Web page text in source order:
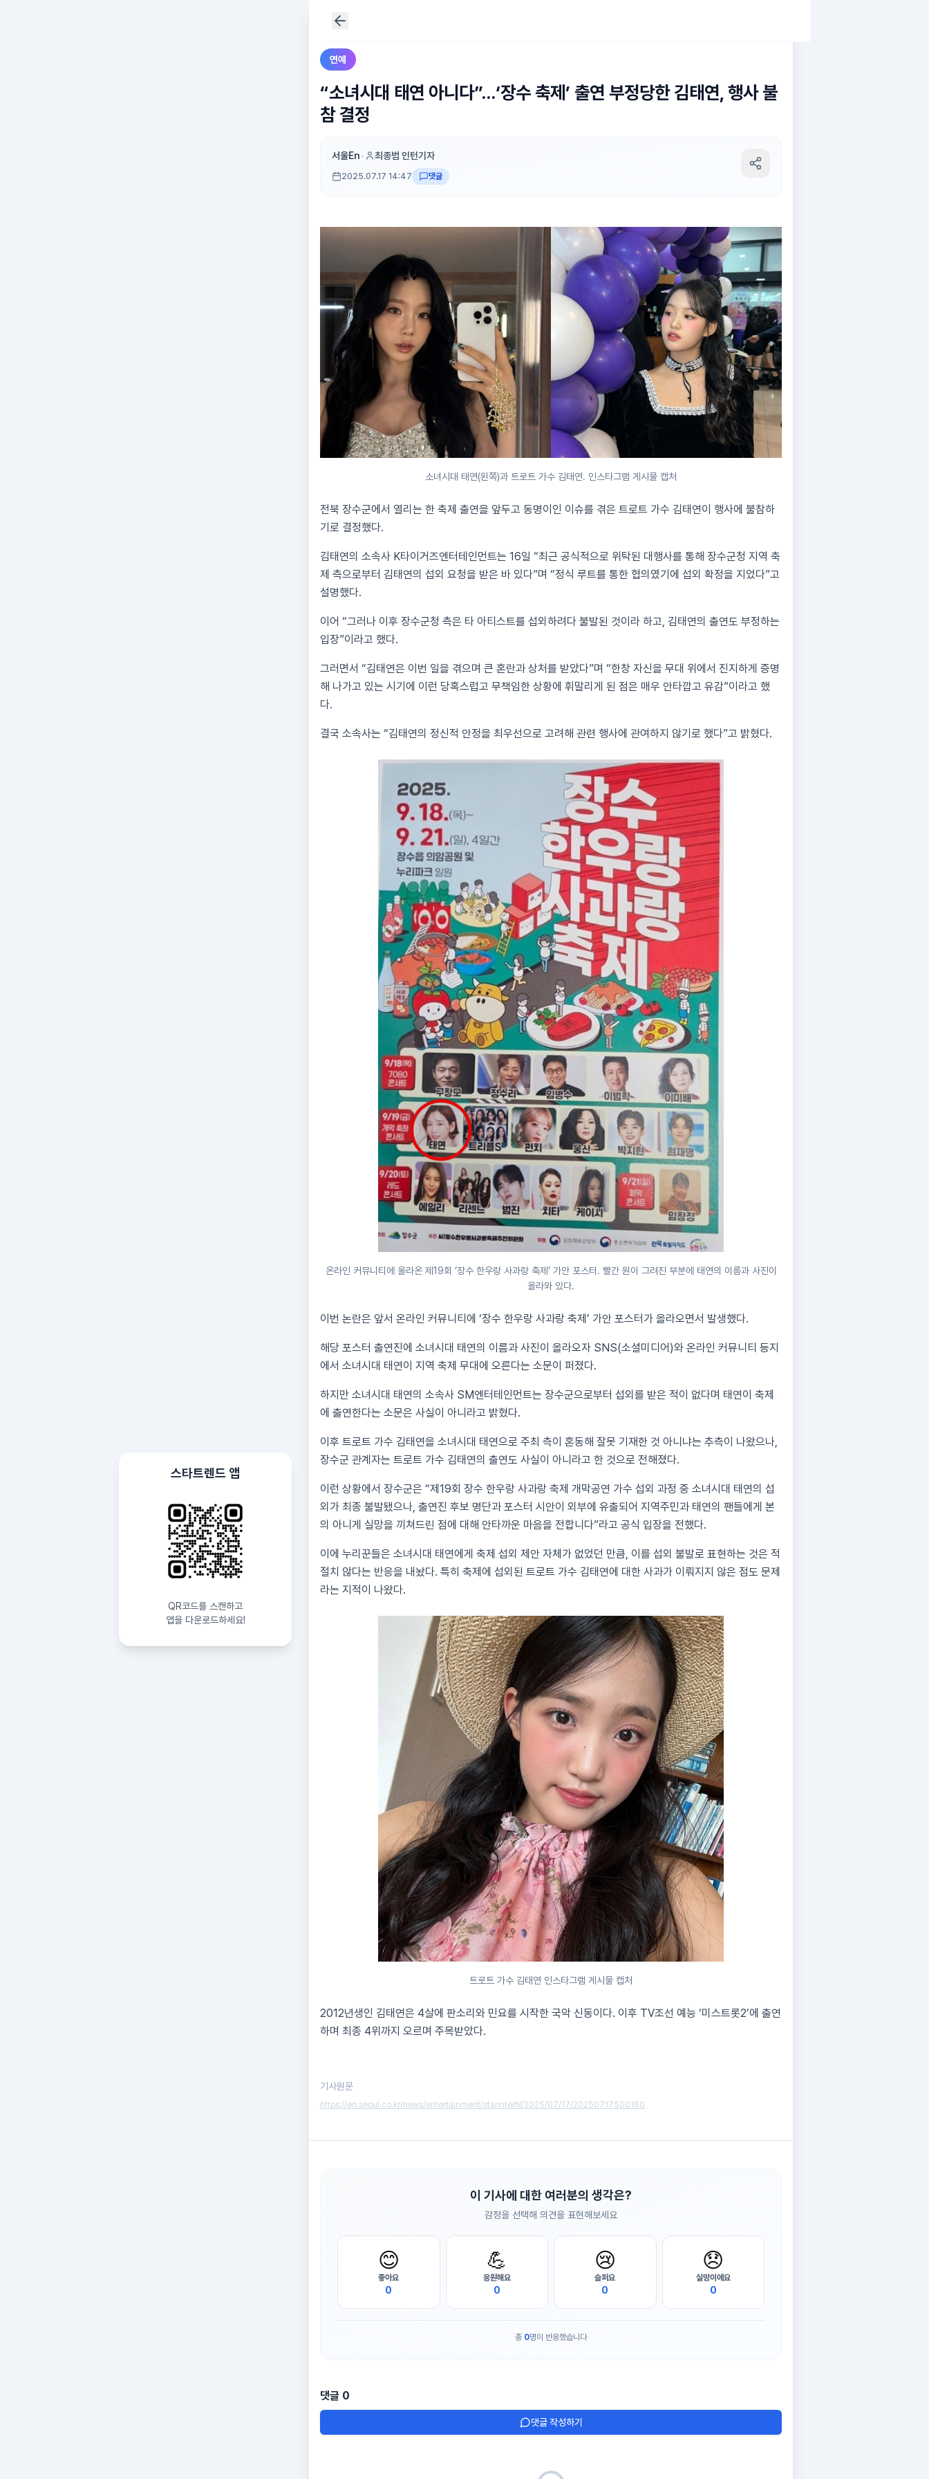
스타트렌드 앱
QR코드를 스캔하고
앱을 다운로드하세요!
연예
“소녀시대 태연 아니다”…‘장수 축제’ 출연 부정당한 김태연, 행사 불
참 결정
서울En• 최종범 인턴기자
2025.07.17 14:47 댓글
소녀시대 태연(왼쪽)과 트로트 가수 김태연. 인스타그램 게시물 캡처
전북 장수군에서 열리는 한 축제 출연을 앞두고 동명이인 이슈를 겪은 트로트 가수 김태연이 행사에 불참하
기로 결정했다.
김태연의 소속사 K타이거즈엔터테인먼트는 16일 “최근 공식적으로 위탁된 대행사를 통해 장수군청 지역 축
제 측으로부터 김태연의 섭외 요청을 받은 바 있다”며 “정식 루트를 통한 협의였기에 섭외 확정을 지었다”고
설명했다.
이어 “그러나 이후 장수군청 측은 타 아티스트를 섭외하려다 불발된 것이라 하고, 김태연의 출연도 부정하는
입장”이라고 했다.
그러면서 “김태연은 이번 일을 겪으며 큰 혼란과 상처를 받았다”며 “한창 자신을 무대 위에서 진지하게 증명
해 나가고 있는 시기에 이런 당혹스럽고 무책임한 상황에 휘말리게 된 점은 매우 안타깝고 유감”이라고 했
다.
결국 소속사는 “김태연의 정신적 안정을 최우선으로 고려해 관련 행사에 관여하지 않기로 했다”고 밝혔다.
온라인 커뮤니티에 올라온 제19회 ‘장수 한우랑 사과랑 축제’ 가안 포스터. 빨간 원이 그려진 부분에 태연의 이름과 사진이
올라와 있다.
이번 논란은 앞서 온라인 커뮤니티에 ‘장수 한우랑 사과랑 축제’ 가안 포스터가 올라오면서 발생했다.
해당 포스터 출연진에 소녀시대 태연의 이름과 사진이 올라오자 SNS(소셜미디어)와 온라인 커뮤니티 등지
에서 소녀시대 태연이 지역 축제 무대에 오른다는 소문이 퍼졌다.
하지만 소녀시대 태연의 소속사 SM엔터테인먼트는 장수군으로부터 섭외를 받은 적이 없다며 태연이 축제
에 출연한다는 소문은 사실이 아니라고 밝혔다.
이후 트로트 가수 김태연을 소녀시대 태연으로 주최 측이 혼동해 잘못 기재한 것 아니냐는 추측이 나왔으나,
장수군 관계자는 트로트 가수 김태연의 출연도 사실이 아니라고 한 것으로 전해졌다.
이런 상황에서 장수군은 “제19회 장수 한우랑 사과랑 축제 개막공연 가수 섭외 과정 중 소녀시대 태연의 섭
외가 최종 불발됐으나, 출연진 후보 명단과 포스터 시안이 외부에 유출되어 지역주민과 태연의 팬들에게 본
의 아니게 실망을 끼쳐드린 점에 대해 안타까운 마음을 전합니다”라고 공식 입장을 전했다.
이에 누리꾼들은 소녀시대 태연에게 축제 섭외 제안 자체가 없었던 만큼, 이를 섭외 불발로 표현하는 것은 적
절치 않다는 반응을 내놨다. 특히 축제에 섭외된 트로트 가수 김태연에 대한 사과가 이뤄지지 않은 점도 문제
라는 지적이 나왔다.
트로트 가수 김태연 인스타그램 게시물 캡처
2012년생인 김태연은 4살에 판소리와 민요를 시작한 국악 신동이다. 이후 TV조선 예능 ‘미스트롯2’에 출연
하며 최종 4위까지 오르며 주목받았다.
기사원문
https://en.seoul.co.kr/news/entertainment/starinterN/2025/07/17/20250717500160
이 기사에 대한 여러분의 생각은?
감정을 선택해 의견을 표현해보세요
😊
좋아요
0
💪
응원해요
0
😢
슬퍼요
0
😞
실망이에요
0
총 0명이 반응했습니다
댓글 0
댓글 작성하기